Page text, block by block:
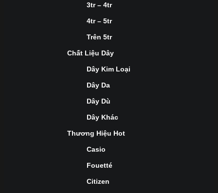
3tr – 4tr
4tr – 5tr
Trên 5tr
Chất Liệu Dây
Dây Kim Loại
Dây Da
Dây Dù
Dây Khác
Thương Hiệu Hot
Casio
Fouetté
Citizen